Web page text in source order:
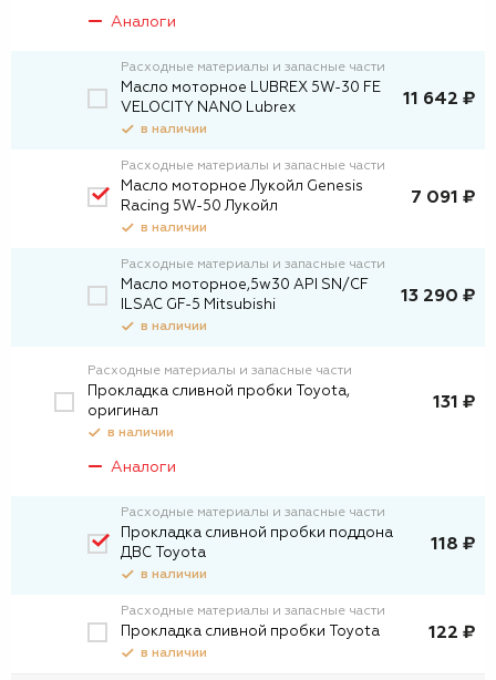
Аналоги
Расходные материалы и запасные части
Масло моторное LUBREX 5W-30 FE
VELOCITY NANO Lubrex
в наличии
11 642 ₽
Расходные материалы и запасные части
Масло моторное Лукойл Genesis
Racing 5W-50 Лукойл
в наличии
7 091 ₽
Расходные материалы и запасные части
Масло моторное,5w30 API SN/CF
ILSAC GF-5 Mitsubishi
в наличии
13 290 ₽
Расходные материалы и запасные части
Прокладка сливной пробки Toyota,
оригинал
в наличии
131 ₽
Аналоги
Расходные материалы и запасные части
Прокладка сливной пробки поддона
ДВС Toyota
в наличии
118 ₽
Расходные материалы и запасные части
Прокладка сливной пробки Toyota
в наличии
122 ₽